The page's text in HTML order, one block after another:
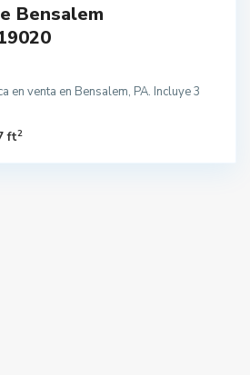
Bensalem
en venta en Bensalem, PA. Incluye 3
ft2